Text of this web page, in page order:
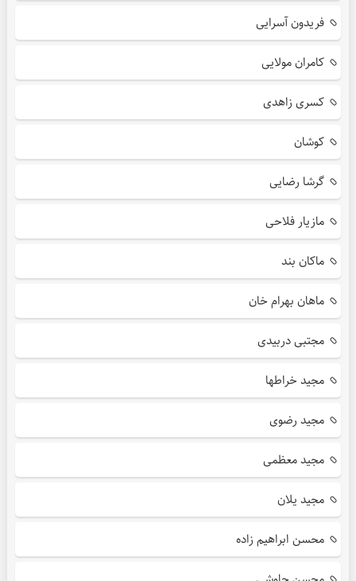
فریدون آسرایی
کامران مولایی
کسری زاهدی
کوشان
گرشا رضایی
مازیار فلاحی
ماکان بند
ماهان بهرام خان
مجتبی دربیدی
مجید خراطها
مجید رضوی
مجید معظمی
مجید یلان
محسن ابراهیم زاده